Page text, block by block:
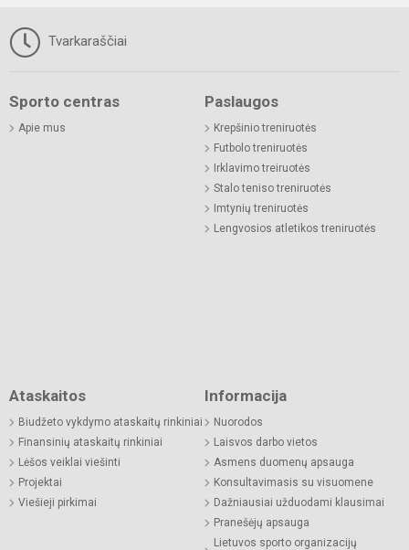
Tvarkaraščiai
Sporto centras
Apie mus
Paslaugos
Krepšinio treniruotės
Futbolo treniruotės
Irklavimo treiruotės
Stalo teniso treniruotės
Imtynių treniruotės
Lengvosios atletikos treniruotės
Ataskaitos
Biudžeto vykdymo ataskaitų rinkiniai
Finansinių ataskaitų rinkiniai
Lėšos veiklai viešinti
Projektai
Viešieji pirkimai
Informacija
Nuorodos
Laisvos darbo vietos
Asmens duomenų apsauga
Konsultavimasis su visuomene
Dažniausiai užduodami klausimai
Pranešėjų apsauga
Lietuvos sporto organizacijų